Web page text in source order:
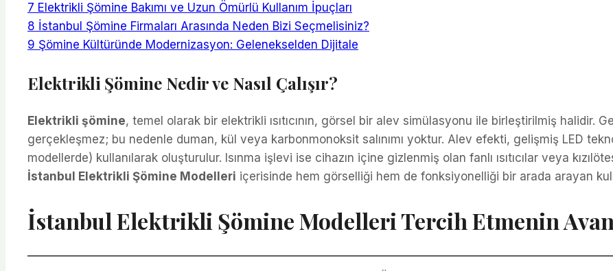
7 Elektrikli Şömine Bakımı ve Uzun Ömürlü Kullanım İpuçları
8 İstanbul Şömine Firmaları Arasında Neden Bizi Seçmelisiniz?
9 Şömine Kültüründe Modernizasyon: Gelenekselden Dijitale
Elektrikli Şömine Nedir ve Nasıl Çalışır?
Elektrikli şömine, temel olarak bir elektrikli ısıtıcının, görsel bir alev simülasyonu ile birleştirilmiş halidir.
gerçekleşmez; bu nedenle duman, kül veya karbonmonoksit salınımı yoktur. Alev efekti, gelişmiş LED
modellerde) kullanılarak oluşturulur. Isınma işlevi ise cihazın içine gizlenmiş olan fanlı ısıtıcılar veya
İstanbul Elektrikli Şömine Modelleri içerisinde hem görselliği hem de fonksiyonelliği bir arada arayan
İstanbul Elektrikli Şömine Modelleri Tercih Etmenin